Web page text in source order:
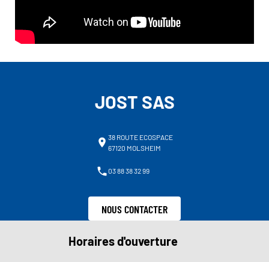
JOST SAS
38 ROUTE ECOSPACE
67120 MOLSHEIM
03 88 38 32 99
NOUS CONTACTER
Horaires d'ouverture